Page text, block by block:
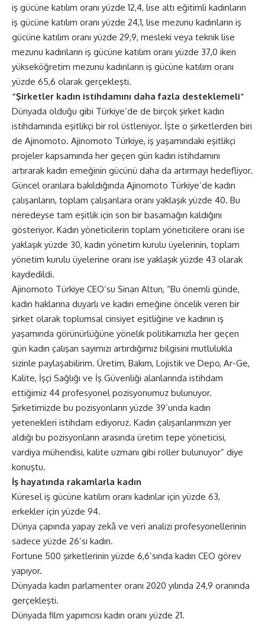
iş gücüne katılım oranı yüzde 12,4, lise altı eğitimli kadınların
iş gücüne katılım oranı yüzde 24,1, lise mezunu kadınların iş
gücüne katılım oranı yüzde 29,9, mesleki veya teknik lise
mezunu kadınların iş gücüne katılım oranı yüzde 37,0 iken
yükseköğretim mezunu kadınların iş gücüne katılım oranı
yüzde 65,6 olarak gerçekleşti.
“Şirketler kadın istihdamını daha fazla desteklemeli”
Dünyada olduğu gibi Türkiye’de de birçok şirket kadın
istihdamında eşitlikçi bir rol üstleniyor. İşte o şirketlerden biri
de Ajinomoto. Ajinomoto Türkiye, iş yaşamındaki eşitlikçi
projeler kapsamında her geçen gün kadın istihdamını
artırarak kadın emeğinin gücünü daha da artırmayı hedefliyor.
Güncel oranlara bakıldığında Ajinomoto Türkiye’de kadın
çalışanların, toplam çalışanlara oranı yaklaşık yüzde 40. Bu
neredeyse tam eşitlik için son bir basamağın kaldığını
gösteriyor. Kadın yöneticilerin toplam yöneticilere oranı ise
yaklaşık yüzde 30, kadın yönetim kurulu üyelerinin, toplam
yönetim kurulu üyelerine oranı ise yaklaşık yüzde 43 olarak
kaydedildi.
Ajinomoto Türkiye CEO’su Sinan Altun, “Bu önemli günde,
kadın haklarına duyarlı ve kadın emeğine öncelik veren bir
şirket olarak toplumsal cinsiyet eşitliğine ve kadının iş
yaşamında görünürlüğüne yönelik politikamızla her geçen
gün kadın çalışan sayımızı artırdığımız bilgisini mutlulukla
sizinle paylaşabilirim. Üretim, Bakım, Lojistik ve Depo, Ar-Ge,
Kalite, İşçi Sağlığı ve İş Güvenliği alanlarında istihdam
ettiğimiz 44 profesyonel pozisyonumuz bulunuyor.
Şirketimizde bu pozisyonların yüzde 39’unda kadın
yetenekleri istihdam ediyoruz. Kadın çalışanlarımızın yer
aldığı bu pozisyonların arasında üretim tepe yöneticisi,
vardiya mühendisi, kalite uzmanı gibi roller bulunuyor” diye
konuştu.
İş hayatında rakamlarla kadın
Küresel iş gücüne katılım oranı kadınlar için yüzde 63,
erkekler için yüzde 94.
Dünya çapında yapay zekâ ve veri analizi profesyonellerinin
sadece yüzde 26’sı kadın.
Fortune 500 şirketlerinin yüzde 6,6’sında kadın CEO görev
yapıyor.
Dünyada kadın parlamenter oranı 2020 yılında 24,9 oranında
gerçekleşti.
Dünyada film yapımcısı kadın oranı yüzde 21.